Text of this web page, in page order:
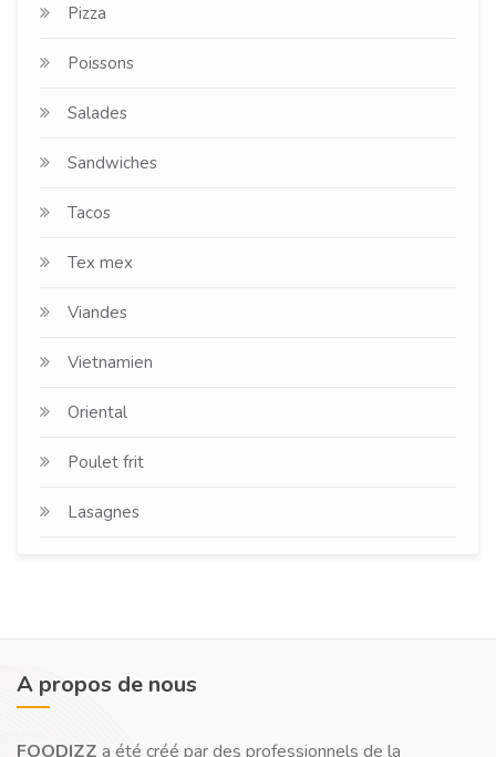
Pizza
Poissons
Salades
Sandwiches
Tacos
Tex mex
Viandes
Vietnamien
Oriental
Poulet frit
Lasagnes
A propos de nous
FOODIZZ a été créé par des professionnels de la